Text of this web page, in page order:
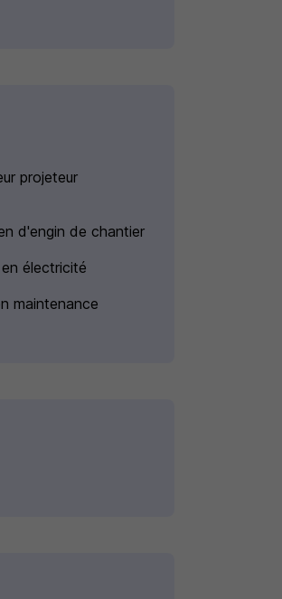
projeteur
d'engin de chantier
électricité
maintenance